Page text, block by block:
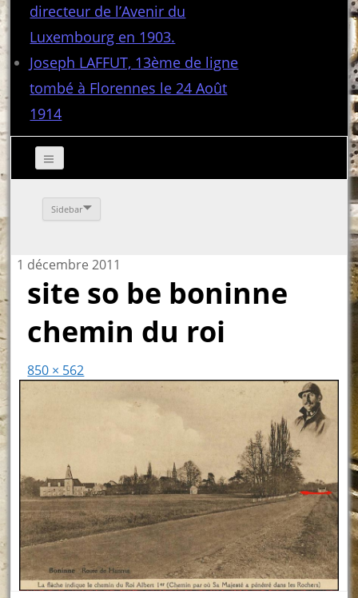
directeur de l’Avenir du
Luxembourg en 1903.
Joseph LAFFUT, 13ème de ligne
tombé à Florennes le 24 Août
1914
Sidebar
1 décembre 2011
site so be boninne
chemin du roi
850 × 562